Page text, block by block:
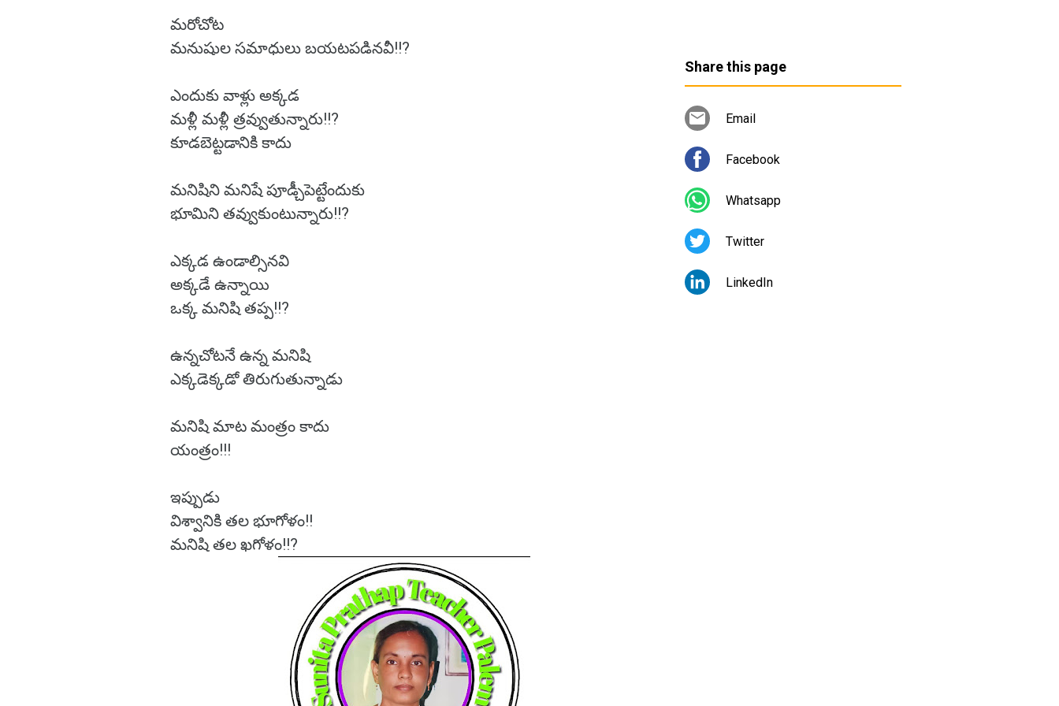
మరోచోట
మనుషుల సమాధులు బయటపడినవీ!!?
ఎందుకు వాళ్లు అక్కడ
మళ్లీ మళ్లీ త్రవ్వుతున్నారు!!?
కూడబెట్టడానికి కాదు
మనిషిని మనిషే పూడ్చీపెట్టేందుకు
భూమిని తవ్వుకుంటున్నారు!!?
ఎక్కడ ఉండాల్సినవి
అక్కడే ఉన్నాయి
ఒక్క మనిషి తప్ప!!?
ఉన్నచోటనే ఉన్న మనిషి
ఎక్కడెక్కడో తిరుగుతున్నాడు
మనిషి మాట మంత్రం కాదు
యంత్రం!!!
ఇప్పుడు
విశ్వానికి తల భూగోళం!!
మనిషి తల ఖగోళం!!?
Share this page
Email
Facebook
Whatsapp
Twitter
LinkedIn